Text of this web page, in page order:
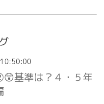
基準は？４・５年